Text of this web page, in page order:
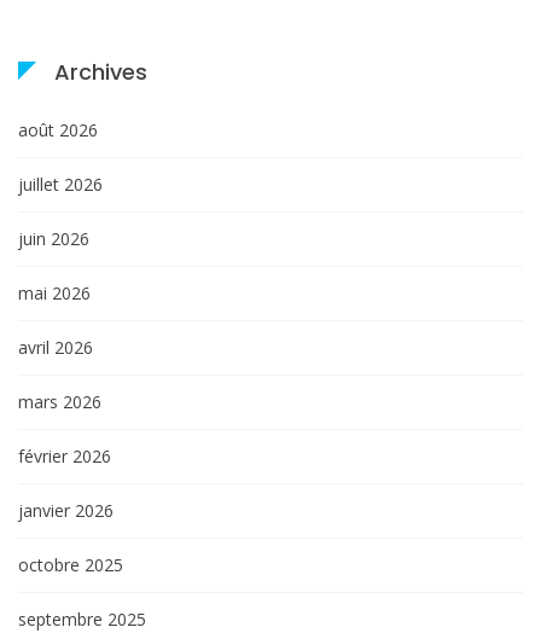
Archives
août 2026
juillet 2026
juin 2026
mai 2026
avril 2026
mars 2026
février 2026
janvier 2026
octobre 2025
septembre 2025